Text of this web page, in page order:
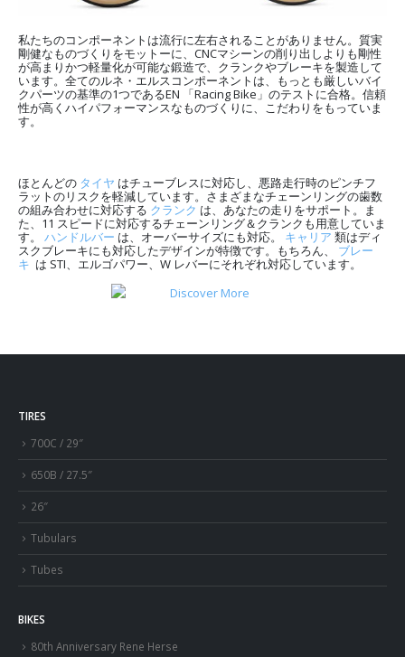
私たちのコンポーネントは流行に左右されることがありません。質実
剛健なものづくりをモットーに、CNCマシーンの削り出しよりも剛性
が高まりかつ軽量化が可能な鍛造で、クランクやブレーキを製造して
います。全てのルネ・エルスコンポーネントは、もっとも厳しいバイ
クパーツの基準の1つであるEN 「Racing Bike」のテストに合格。信頼
性が高くハイパフォーマンスなものづくりに、こだわりをもっていま
す。
ほとんどの タイヤ はチューブレスに対応し、悪路走行時のピンチフ
ラットのリスクを軽減しています。さまざまなチェーンリングの歯数
の組み合わせに対応する クランク は、あなたの走りをサポート。ま
た、11 スピードに対応するチェーンリング＆クランクも用意していま
す。 ハンドルバー は、オーバーサイズにも対応。 キャリア 類はディ
スクブレーキにも対応したデザインが特徴です。もちろん、 ブレー
キ は STI、エルゴパワー、W レバーにそれぞれ対応しています。
TIRES
700C / 29″
650B / 27.5″
26″
Tubulars
Tubes
BIKES
80th Anniversary Rene Herse